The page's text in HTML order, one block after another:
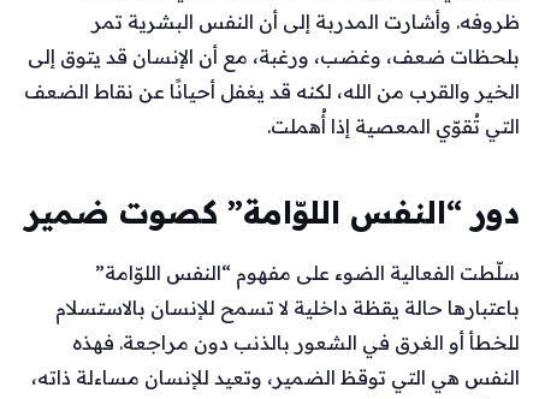
ظروفه. وأشارت المدربة إلى أن النفس البشرية تمر
بلحظات ضعف، وغضب، ورغبة، مع أن الإنسان قد يتوق إلى
الخير والقرب من الله، لكنه قد يغفل أحيانًا عن نقاط الضعف
التي تُقوّي المعصية إذا أُهملت.
دور “النفس اللوّامة” كصوت ضمير
سلّطت الفعالية الضوء على مفهوم “النفس اللوّامة”
باعتبارها حالة يقظة داخلية لا تسمح للإنسان بالاستسلام
للخطأ أو الغرق في الشعور بالذنب دون مراجعة. فهذه
النفس هي التي توقظ الضمير، وتعيد للإنسان مساءلة ذاته،